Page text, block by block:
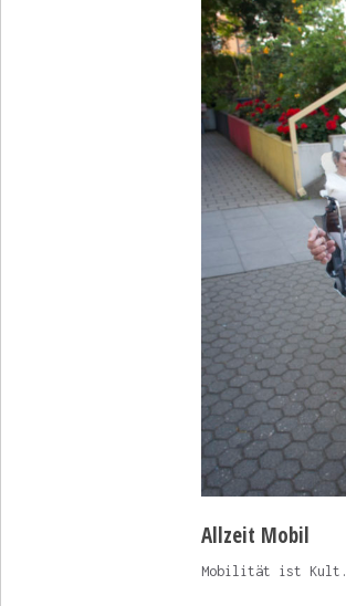
Allzeit Mobil
Mobilität ist Kult.